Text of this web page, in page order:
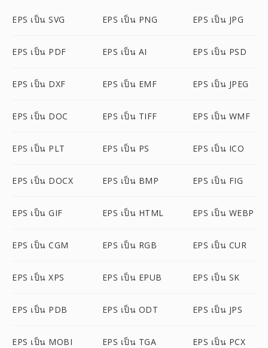
EPS เป็น SVG EPS เป็น PNG EPS เป็น JPG
EPS เป็น PDF EPS เป็น AI EPS เป็น PSD
EPS เป็น DXF EPS เป็น EMF EPS เป็น JPEG
EPS เป็น DOC EPS เป็น TIFF EPS เป็น WMF
EPS เป็น PLT EPS เป็น PS EPS เป็น ICO
EPS เป็น DOCX EPS เป็น BMP EPS เป็น FIG
EPS เป็น GIF EPS เป็น HTML EPS เป็น WEBP
EPS เป็น CGM EPS เป็น RGB EPS เป็น CUR
EPS เป็น XPS EPS เป็น EPUB EPS เป็น SK
EPS เป็น PDB EPS เป็น ODT EPS เป็น JPS
EPS เป็น MOBI EPS เป็น TGA EPS เป็น PCX